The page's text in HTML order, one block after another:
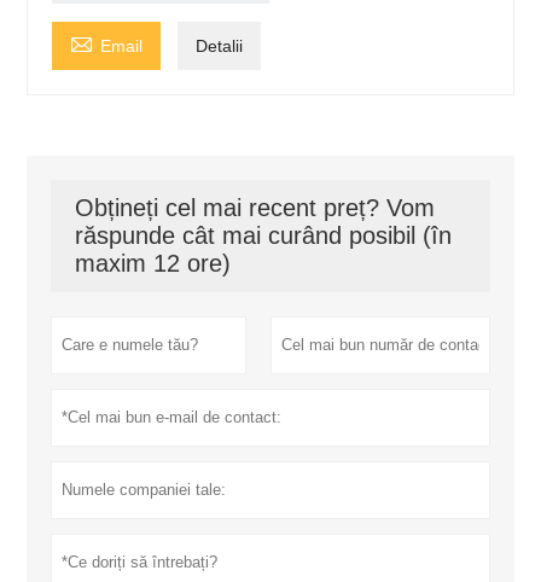
 Email Detalii
Obțineți cel mai recent preț? Vom
răspunde cât mai curând posibil (în
maxim 12 ore)